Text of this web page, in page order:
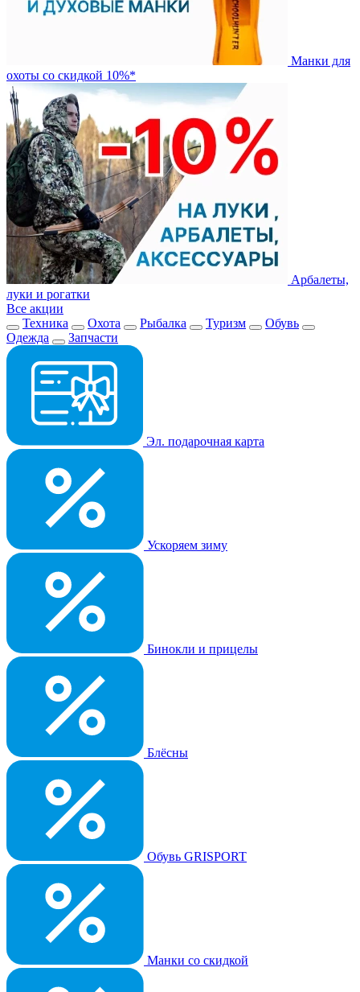
Манки для
охоты со скидкой 10%*
Арбалеты,
луки и рогатки
Все акции
Техника
Охота Рыбалка Туризм
Обувь
Одежда
Запчасти
Эл. подарочная карта
Ускоряем зиму
Бинокли и прицелы
Блёсны
Обувь GRISPORT
Манки со скидкой